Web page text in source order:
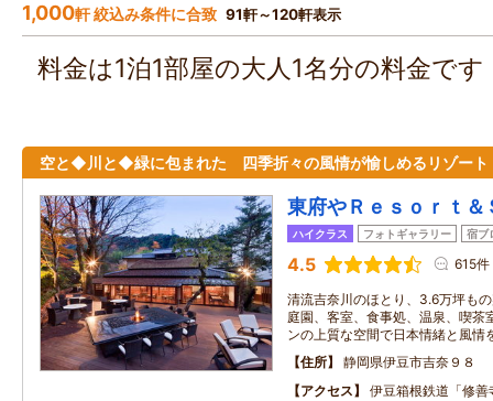
1,000軒 絞込み条件に合致 91軒～120軒表示
料金は1泊1部屋の大人1名分の料金で
空と◆川と◆緑に包まれた 四季折々の風情が愉しめるリゾート
東府やＲｅｓｏｒｔ＆
ハイクラス フォトギャラリー 宿ブ
4.5 615件
清流吉奈川のほとり、3.6万坪も
庭園、客室、食事処、温泉、喫茶
ンの上質な空間で日本情緒と風情
住所
静岡県伊豆市吉奈９８
アクセス
伊豆箱根鉄道「修